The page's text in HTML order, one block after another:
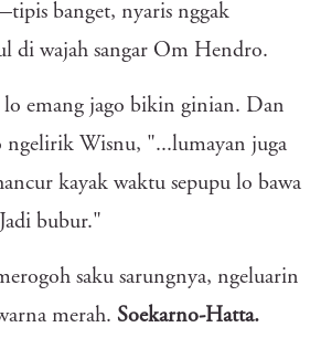
banget, nyaris nggak
di wajah sangar Om Hendro.
lo emang jago bikin ginian. Dan
Wisnu, "...lumayan juga
kayak waktu sepupu lo bawa
bubur."
saku sarungnya, ngeluarin
merah. Soekarno-Hatta.